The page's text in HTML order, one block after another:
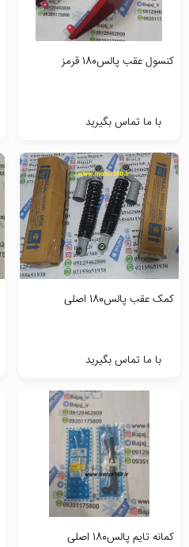
کنسول عقب پالس180 قرمز
با ما تماس بگیرید
کمک عقب پالس180 اصلی
با ما تماس بگیرید
کمانه تایم پالس180 اصلی